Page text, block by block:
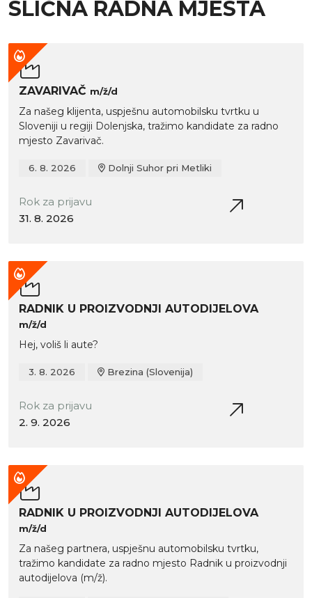
SLIČNA RADNA MJESTA
ZAVARIVAČ m/ž/d
Za našeg klijenta, uspješnu automobilsku tvrtku u
Sloveniji u regiji Dolenjska, tražimo kandidate za radno
mjesto Zavarivač.
6. 8. 2026 Dolnji Suhor pri Metliki
Rok za prijavu
31. 8. 2026
RADNIK U PROIZVODNJI AUTODIJELOVA
m/ž/d
Hej, voliš li aute?
3. 8. 2026 Brezina (Slovenija)
Rok za prijavu
2. 9. 2026
RADNIK U PROIZVODNJI AUTODIJELOVA
m/ž/d
Za našeg partnera, uspješnu automobilsku tvrtku,
tražimo kandidate za radno mjesto Radnik u proizvodnji
autodijelova (m/ž).